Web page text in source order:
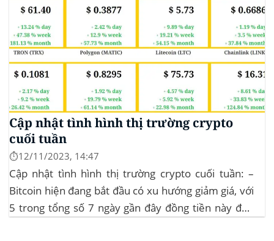
Cập nhật tình hình thị trường crypto
cuối tuần
⏱️12/11/2023, 14:47
Cập nhật tình hình thị trường crypto cuối tuần: –
Bitcoin hiện đang bắt đầu có xu hướng giảm giá, với
5 trong tổng số 7 ngày gần đây đồng tiền này đều